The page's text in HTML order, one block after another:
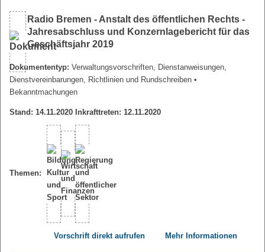
Radio Bremen - Anstalt des öffentlichen Rechts -
Jahresabschluss und Konzernlagebericht für das
Geschäftsjahr 2019
Dokumententyp: Verwaltungsvorschriften, Dienstanweisungen,
Dienstvereinbarungen, Richtlinien und Rundschreiben •
Bekanntmachungen
Stand: 14.11.2020 Inkrafttreten: 12.11.2020
Themen:
Vorschrift direkt aufrufen Mehr Informationen